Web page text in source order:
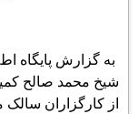
به گزارش پایگاه
شیخ محمد صالح
از کارگزاران